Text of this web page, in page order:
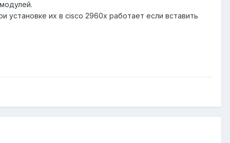
установке их в cisco 2960x работает если вставить